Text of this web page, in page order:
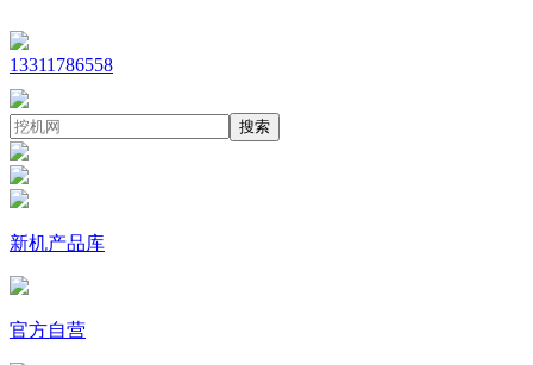
13311786558
搜索
新机产品库
官方自营